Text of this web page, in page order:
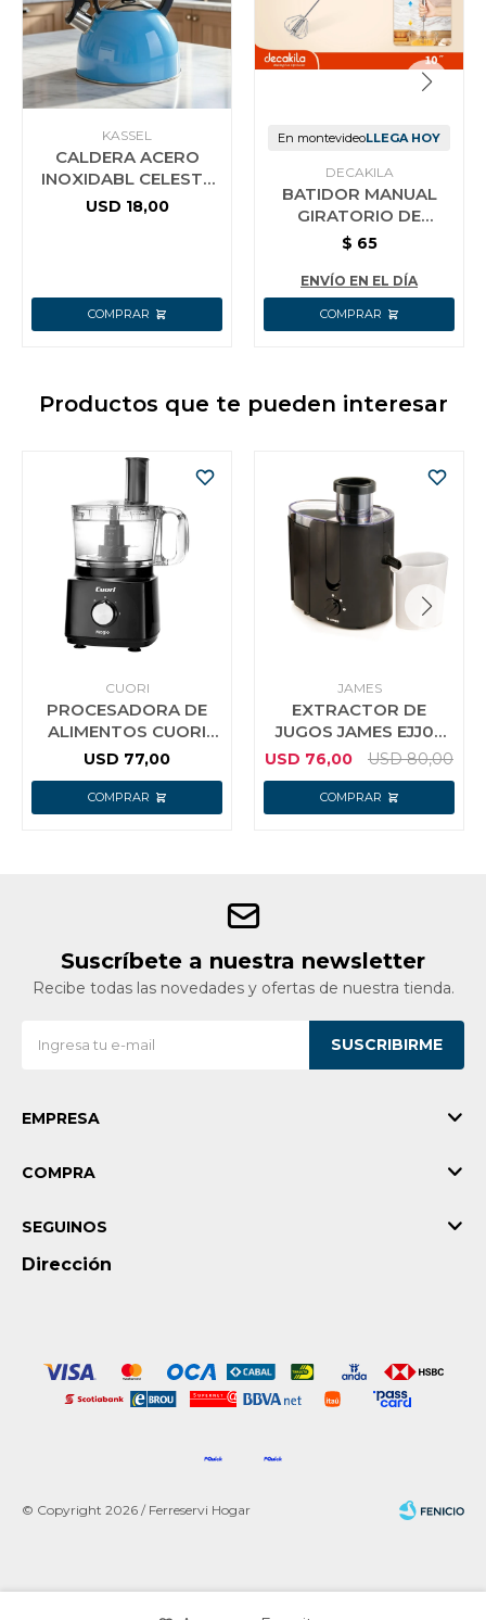
KASSEL
CALDERA ACERO
INOXIDABL CELESTE
3L KASSEL
USD 18,00
En montevideoLLEGA HOY
DECAKILA
BATIDOR MANUAL
GIRATORIO DE
COCINA AC INOX
$ 65
ENVÍO EN EL DÍA
Productos que te pueden interesar
CUORI
PROCESADORA DE
ALIMENTOS CUORI
MAGIO 750W
USD 77,00
JAMES
EXTRACTOR DE
JUGOS JAMES EJJ05
NEGRO
USD 76,00 USD 80,00
Suscríbete a nuestra newsletter
Recibe todas las novedades y ofertas de nuestra tienda.
SUSCRIBIRME
EMPRESA
COMPRA
Dirección
SEGUINOS
© Copyright 2026 / Ferreservi Hogar